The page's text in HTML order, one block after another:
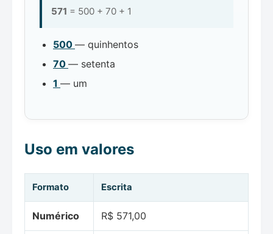
571 = 500 + 70 + 1
500 — quinhentos
70 — setenta
1 — um
Uso em valores
Formato Escrita
Numérico R$ 571,00